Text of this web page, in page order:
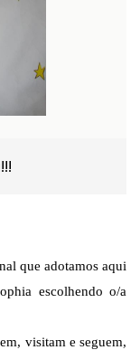
que adotamos aqui
escolhendo o/a
visitam e seguem,